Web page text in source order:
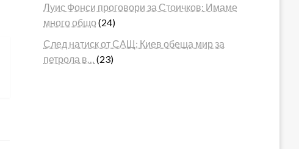
Луис Фонси проговори за Стоичков: Имаме
много общо (24)
След натиск от САЩ: Киев обеща мир за
петрола в…
(23)